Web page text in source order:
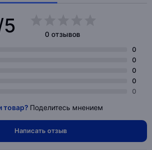
0 отзывов
0
0
0
0
0
товар? Поделитесь мнением
Написать отзыв